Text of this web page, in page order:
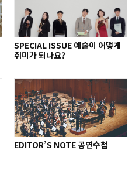
SPECIAL ISSUE 예술이 어떻게
취미가 되나요?
EDITOR’S NOTE 공연수첩